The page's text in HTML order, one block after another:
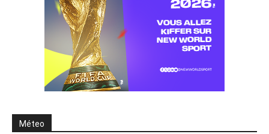
Méteo